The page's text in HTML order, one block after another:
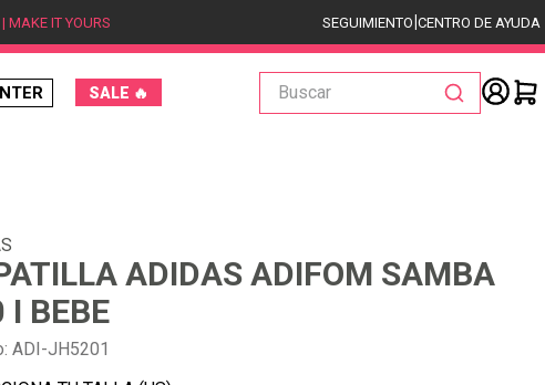
MAKE IT YOURS SEGUIMIENTO|CENTRO DE AYUDA
SALE 🔥
Buscar
ADIDAS ADIFOM SAMBA
I BEBE
: ADI-JH5201